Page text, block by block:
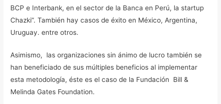
BCP e Interbank, en el sector de la Banca en Perú, la startup
Chazki”. También hay casos de éxito en México, Argentina,
Uruguay. entre otros.
Asimismo, las organizaciones sin ánimo de lucro también se
han beneficiado de sus múltiples beneficios al implementar
esta metodología, éste es el caso de la Fundación Bill &
Melinda Gates Foundation.